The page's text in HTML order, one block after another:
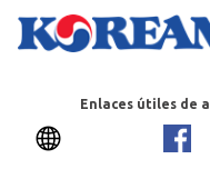
Enlaces útiles de